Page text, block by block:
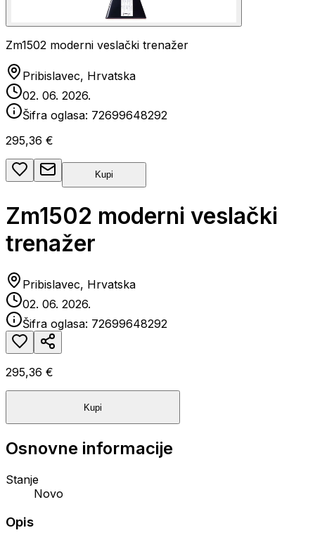
Zm1502 moderni veslački trenažer
Pribislavec, Hrvatska
02. 06. 2026.
Šifra oglasa: 72699648292
295,36 €
Kupi
Zm1502 moderni veslački
trenažer
Pribislavec, Hrvatska
02. 06. 2026.
Šifra oglasa: 72699648292
295,36 €
Kupi
Osnovne informacije
Stanje
Novo
Opis